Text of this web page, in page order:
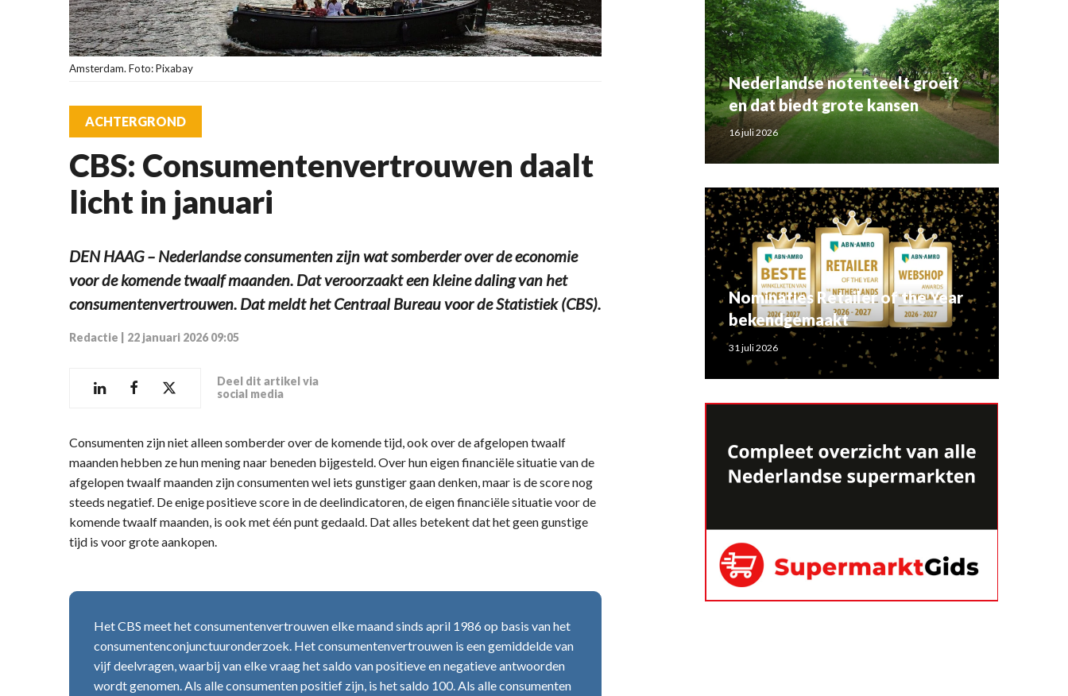
Amsterdam. Foto: Pixabay
ACHTERGROND
CBS: Consumentenvertrouwen daalt
licht in januari
DEN HAAG – Nederlandse consumenten zijn wat somberder over de economie
voor de komende twaalf maanden. Dat veroorzaakt een kleine daling van het
consumentenvertrouwen. Dat meldt het Centraal Bureau voor de Statistiek (CBS).
Redactie 22 januari 2026 09:05
Deel dit artikel via
social media
Consumenten zijn niet alleen somberder over de komende tijd, ook over de afgelopen twaalf
maanden hebben ze hun mening naar beneden bijgesteld. Over hun eigen financiële situatie van de
afgelopen twaalf maanden zijn consumenten wel iets gunstiger gaan denken, maar is de score nog
steeds negatief. De enige positieve score in de deelindicatoren, de eigen financiële situatie voor de
komende twaalf maanden, is ook met één punt gedaald. Dat alles betekent dat het geen gunstige
tijd is voor grote aankopen.
Het CBS meet het consumentenvertrouwen elke maand sinds april 1986 op basis van het
consumentenconjunctuuronderzoek. Het consumentenvertrouwen is een gemiddelde van
vijf deelvragen, waarbij van elke vraag het saldo van positieve en negatieve antwoorden
wordt genomen. Als alle consumenten positief zijn, is het saldo 100. Als alle consumenten
Nederlandse notenteelt groeit
en dat biedt grote kansen
16 juli 2026
Nominaties Retailer of the Year
bekendgemaakt
31 juli 2026